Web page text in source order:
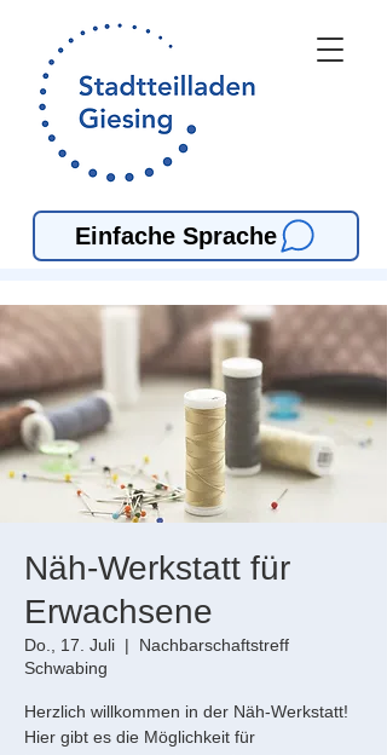
Einfache Sprache
Näh-Werkstatt für
Erwachsene
Do., 17. Juli
  |
Nachbarschaftstreff
Schwabing
Herzlich willkommen in der Näh-Werkstatt!
Hier gibt es die Möglichkeit für